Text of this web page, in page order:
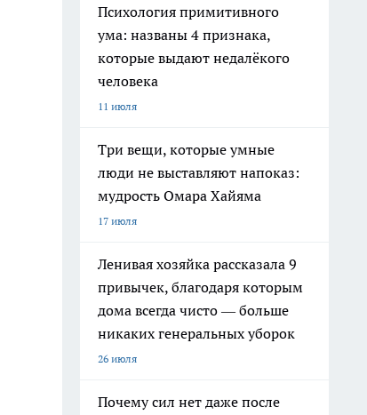
Психология примитивного
ума: названы 4 признака,
которые выдают недалёкого
человека
11 июля
Три вещи, которые умные
люди не выставляют напоказ:
мудрость Омара Хайяма
17 июля
Ленивая хозяйка рассказала 9
привычек, благодаря которым
дома всегда чисто — больше
никаких генеральных уборок
26 июля
Почему сил нет даже после